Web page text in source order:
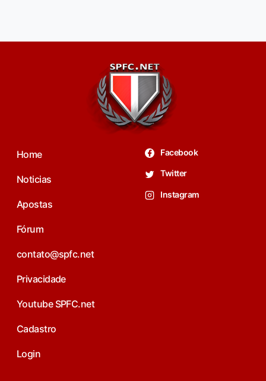
Home
Noticias
Apostas
Fórum
contato@spfc.net
Privacidade
Youtube SPFC.net
Cadastro
Login
Facebook
Twitter
Instagram